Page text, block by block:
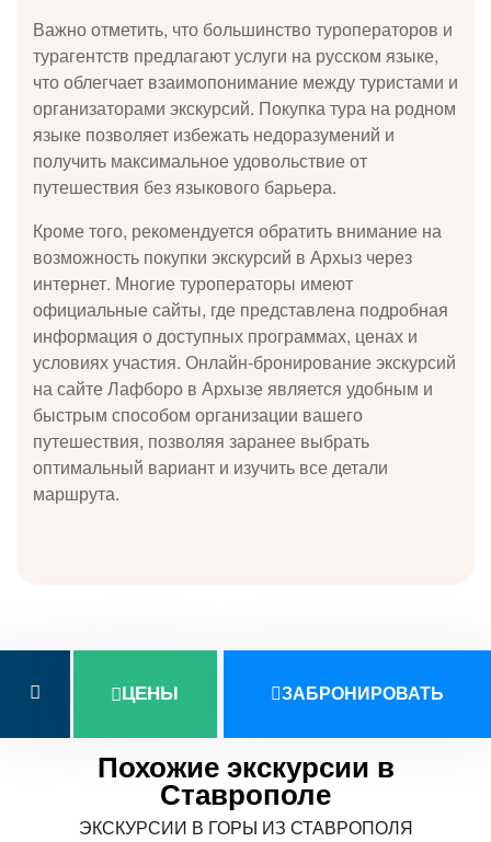
Важно отметить, что большинство туроператоров и
турагентств предлагают услуги на русском языке,
что облегчает взаимопонимание между туристами и
организаторами экскурсий. Покупка тура на родном
языке позволяет избежать недоразумений и
получить максимальное удовольствие от
путешествия без языкового барьера.
Кроме того, рекомендуется обратить внимание на
возможность покупки экскурсий в Архыз через
интернет. Многие туроператоры имеют
официальные сайты, где представлена подробная
информация о доступных программах, ценах и
условиях участия. Онлайн-бронирование экскурсий
на сайте Лафборо в Архызе является удобным и
быстрым способом организации вашего
путешествия, позволяя заранее выбрать
оптимальный вариант и изучить все детали
маршрута.
ЦЕНЫ ЗАБРОНИРОВАТЬ
Похожие экскурсии в
Ставрополе
ЭКСКУРСИИ В ГОРЫ ИЗ СТАВРОПОЛЯ